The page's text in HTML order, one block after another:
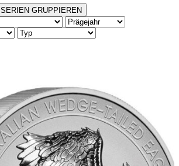
SERIEN GRUPPIEREN